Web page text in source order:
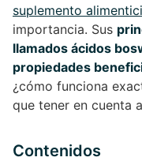
suplemento
importancia. Sus
llamados ácidos
propiedades
¿cómo funciona
que tener en cuenta
Contenidos